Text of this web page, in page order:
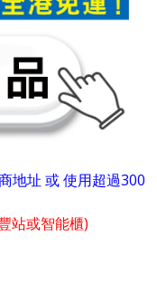
地址 或 使用超過300
站或智能櫃)